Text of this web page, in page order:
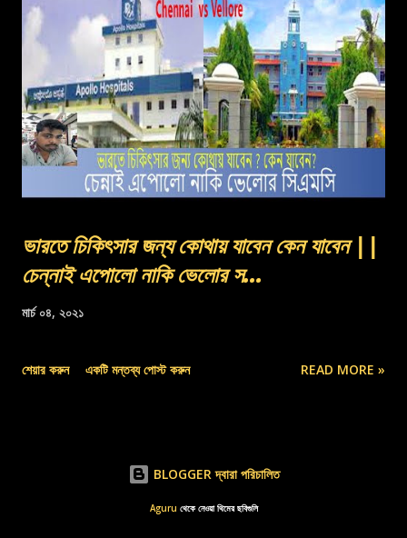
ভারতে চিকিৎসার জন্য কোথায় যাবেন কেন যাবেন ||
চেন্নাই এপোলো নাকি ভেলোর স...
মার্চ ০৪, ২০২১
শেয়ার করুন একটি মন্তব্য পোস্ট করুন READ MORE »
BLOGGER দ্বারা পরিচালিত
Aguru থেকে নেওয়া থিমের ছবিগুলি